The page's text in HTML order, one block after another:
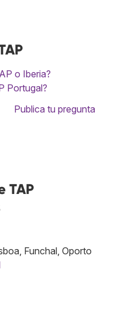
o Iberia?
Portugal?
Publica tu pregunta
TAP
Funchal, Oporto